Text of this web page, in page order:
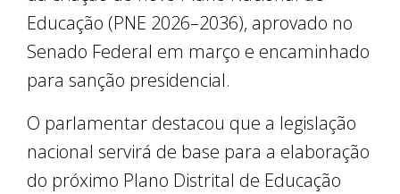
Educação (PNE 2026–2036), aprovado no
Senado Federal em março e encaminhado
para sanção presidencial.
O parlamentar destacou que a legislação
nacional servirá de base para a elaboração
do próximo Plano Distrital de Educação